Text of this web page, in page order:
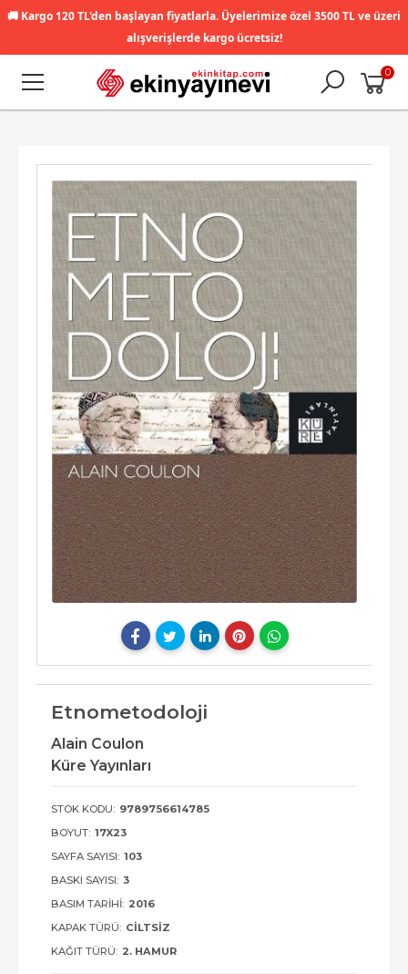
🚚 Kargo 120 TL'den başlayan fiyatlarla. Üyelerimize özel 3500 TL ve üzeri
alışverişlerde kargo ücretsiz!
0
Etnometodoloji
Alain Coulon
Küre Yayınları
STOK KODU: 9789756614785
BOYUT: 17X23
SAYFA SAYISI: 103
BASKI SAYISI: 3
BASIM TARIHI: 2016
KAPAK TÜRÜ: CILTSIZ
KAĞIT TÜRÜ: 2. HAMUR